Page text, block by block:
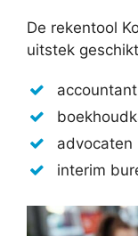
De rekentool
uitstek
advocaten
interim